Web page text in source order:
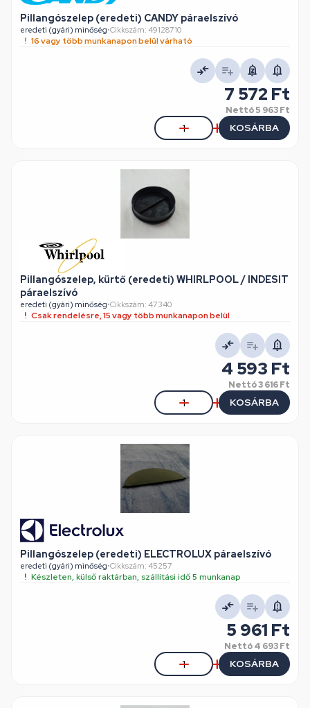
Pillangószelep (eredeti) CANDY páraelszívó
eredeti (gyári) minőség•Cikkszám: 49128710
16 vagy több munkanapon belül várható
7 572 Ft
Nettó5 963 Ft
KOSÁRBA
Pillangószelep, kürtő (eredeti) WHIRLPOOL / INDESIT
páraelszívó
eredeti (gyári) minőség•Cikkszám: 47340
Csak rendelésre, 15 vagy több munkanapon belül
4 593 Ft
Nettó3 616 Ft
KOSÁRBA
Pillangószelep (eredeti) ELECTROLUX páraelszívó
eredeti (gyári) minőség•Cikkszám: 45257
Készleten, külső raktárban, szállítási idő 5 munkanap
5 961 Ft
Nettó4 693 Ft
KOSÁRBA